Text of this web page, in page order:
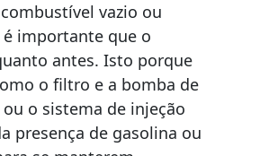
vazio ou
é importante que o
antes. Isto porque
o filtro e a bomba de
o sistema de injeção
presença de gasolina ou